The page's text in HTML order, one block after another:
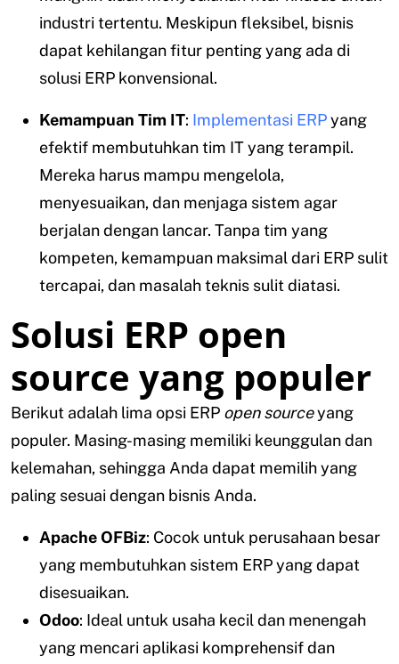
industri tertentu. Meskipun fleksibel, bisnis
dapat kehilangan fitur penting yang ada di
solusi ERP konvensional.
Kemampuan Tim IT: Implementasi ERPyang
efektif membutuhkan tim IT yang terampil.
Mereka harus mampu mengelola,
menyesuaikan, dan menjaga sistem agar
berjalan dengan lancar. Tanpa tim yang
kompeten, kemampuan maksimal dari ERP sulit
tercapai, dan masalah teknis sulit diatasi.
Solusi ERP open
source yang populer
Berikut adalah lima opsi ERP open sourceyang
populer. Masing-masing memiliki keunggulan dan
kelemahan, sehingga Anda dapat memilih yang
paling sesuai dengan bisnis Anda.
Apache OFBiz: Cocok untuk perusahaan besar
yang membutuhkan sistem ERP yang dapat
disesuaikan.
Odoo: Ideal untuk usaha kecil dan menengah
yang mencari aplikasi komprehensif dan